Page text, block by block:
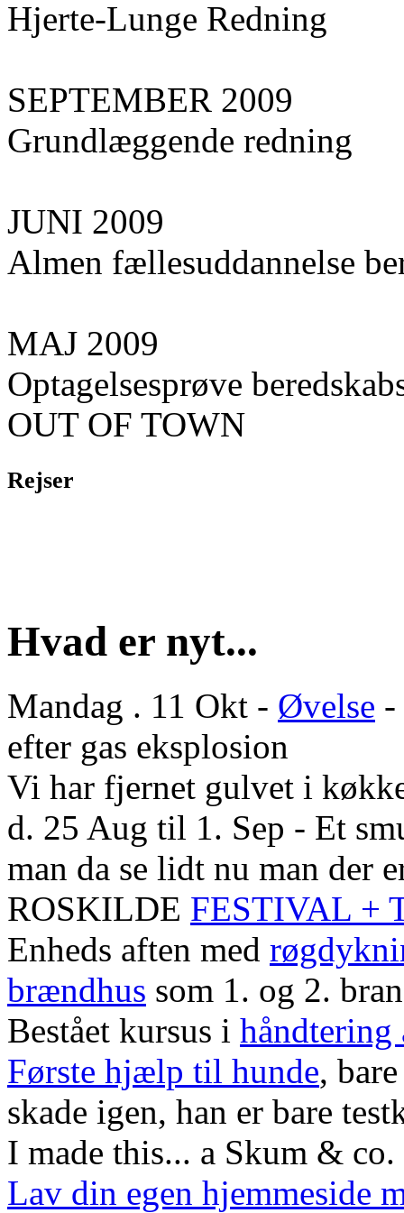
Hjerte-Lunge Redning
SEPTEMBER 2009
Grundlæggende redning
JUNI 2009
Almen fællesuddannelse
MAJ 2009
Optagelsesprøve
OUT OF TOWN
Rejser
Hvad er nyt...
Mandag . 11 Okt - Øvelse -
efter gas eksplosion
Vi har fjernet gulvet i
d. 25 Aug til 1. Sep - Et
man da se lidt nu man der
ROSKILDE FESTIVAL +
Enheds aften med
brændhus som 1. og 2.
Bestået kursus i håndtering
Første hjælp til hunde,
skade igen, han er bare
I made this... a Skum &
Lav din egen hjemmeside